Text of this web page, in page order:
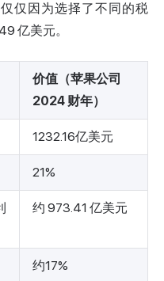
仅因为选择了不同的税
亿美元。
价值（苹果公司
2024 财年）
1232.16亿美元
21%
约 973.41 亿美元
约17%